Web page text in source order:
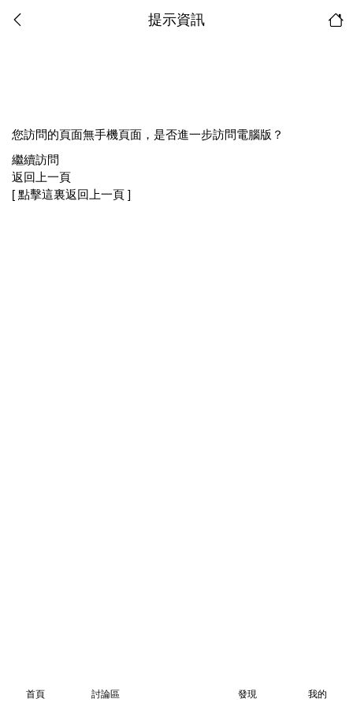
提示資訊
您訪問的頁面無手機頁面，是否進一步訪問電腦版？
繼續訪問
返回上一頁
[ 點擊這裏返回上一頁 ]
首頁 討論區 發現 我的